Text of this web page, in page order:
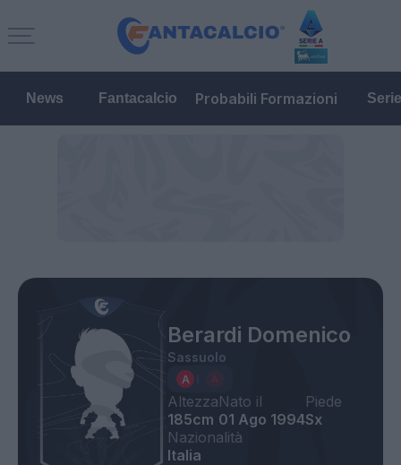
News Fantacalcio Probabili Formazioni
Berardi Domenico
Sassuolo
Altezza
185cm
Nato il
01 Ago 1994
Piede
Sx
Nazionalità
Italia